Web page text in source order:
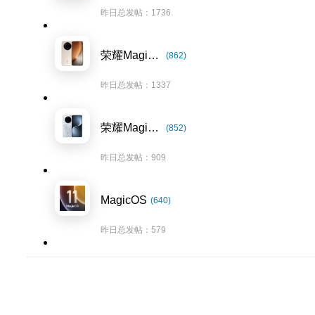
昨日总发帖：1736
荣耀Magic8系列 (862)
昨日总发帖：1337
荣耀Magic7系列 (852)
昨日总发帖：909
MagicOS (640)
昨日总发帖：579